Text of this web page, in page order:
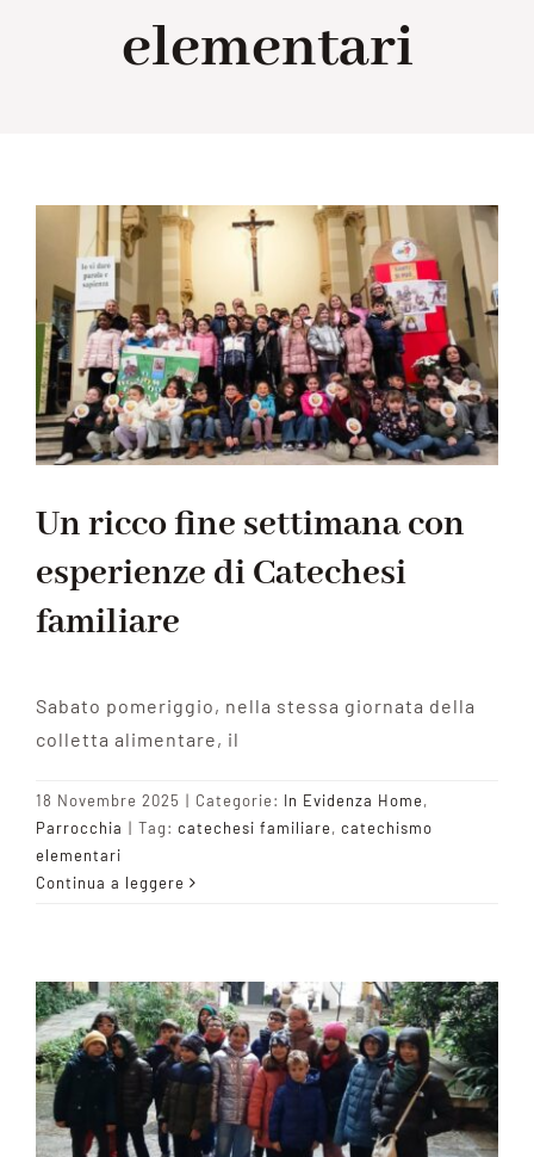
Collabora con noielementari
Un ricco fine settimana con
esperienze di Catechesi
familiare
Sabato pomeriggio, nella stessa giornata della
colletta alimentare, il
18 Novembre 2025 | Categorie: In Evidenza Home,
Parrocchia | Tag: catechesi familiare, catechismo
elementari
Continua a leggere